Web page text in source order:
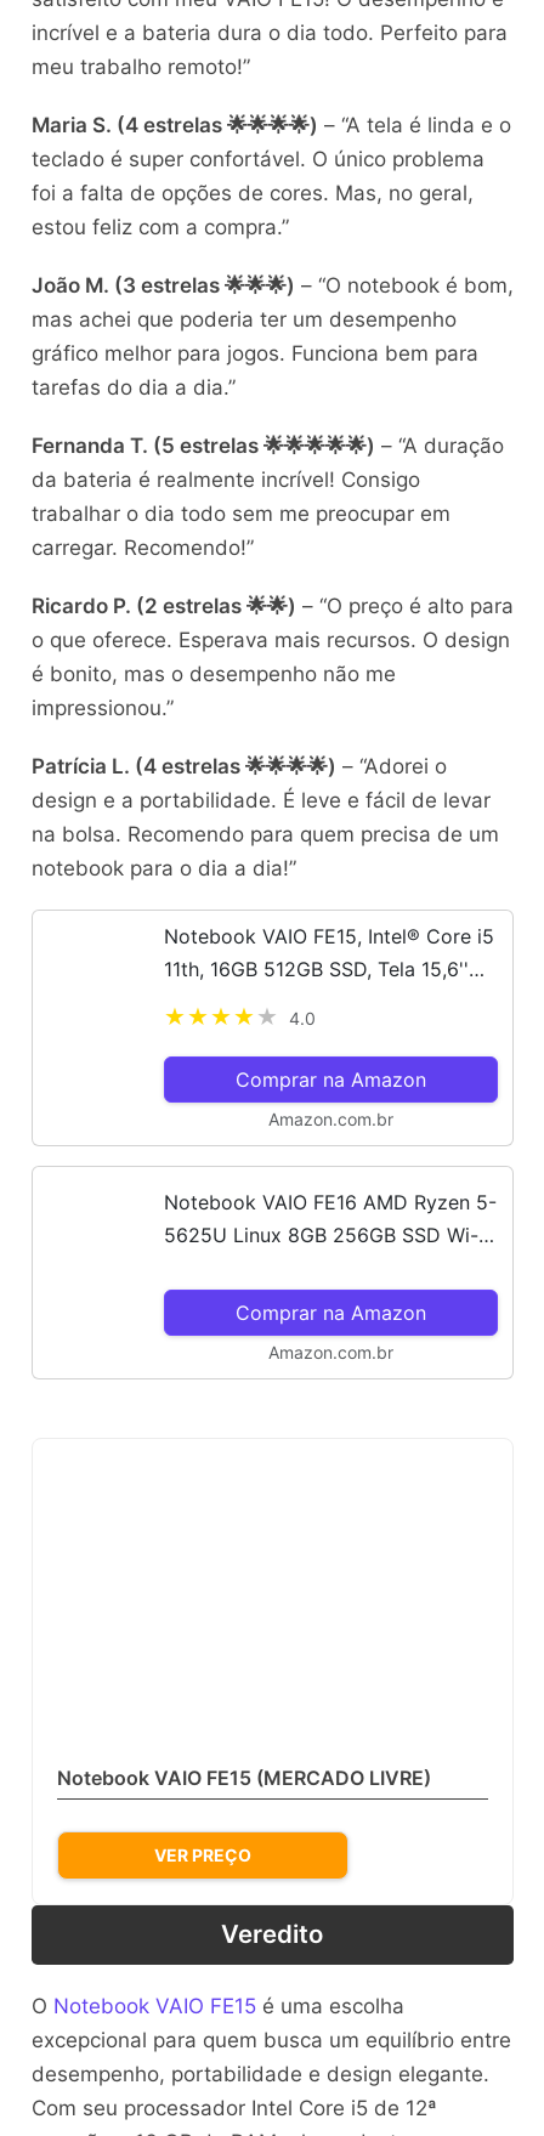
incrível e a bateria dura o dia todo. Perfeito para
meu trabalho remoto!”
Maria S. (4 estrelas 🌟🌟🌟🌟) – “A tela é linda e o
teclado é super confortável. O único problema
foi a falta de opções de cores. Mas, no geral,
estou feliz com a compra.”
João M. (3 estrelas 🌟🌟🌟) – “O notebook é bom,
mas achei que poderia ter um desempenho
gráfico melhor para jogos. Funciona bem para
tarefas do dia a dia.”
Fernanda T. (5 estrelas 🌟🌟🌟🌟🌟) – “A duração
da bateria é realmente incrível! Consigo
trabalhar o dia todo sem me preocupar em
carregar. Recomendo!”
Ricardo P. (2 estrelas 🌟🌟) – “O preço é alto para
o que oferece. Esperava mais recursos. O design
é bonito, mas o desempenho não me
impressionou.”
Patrícia L. (4 estrelas 🌟🌟🌟🌟) – “Adorei o
design e a portabilidade. É leve e fácil de levar
na bolsa. Recomendo para quem precisa de um
notebook para o dia a dia!”
Notebook VAIO FE15, Intel® Core i5
11th, 16GB 512GB SSD, Tela 15,6''
Full HD Antirreflexo, Linux - Cinza
4.0
Comprar na Amazon
Amazon.com.br
Notebook VAIO FE16 AMD Ryzen 5-
5625U Linux 8GB 256GB SSD Wi-Fi
Cinza Grafite - VJFE69F11X-B0411H
- Memória Expansível até...
Comprar na Amazon
Amazon.com.br
Notebook VAIO FE15 (MERCADO LIVRE)
VER PREÇO
Veredito
O Notebook VAIO FE15é uma escolha
excepcional para quem busca um equilíbrio entre
desempenho, portabilidade e design elegante.
Com seu processador Intel Core i5 de 12ª